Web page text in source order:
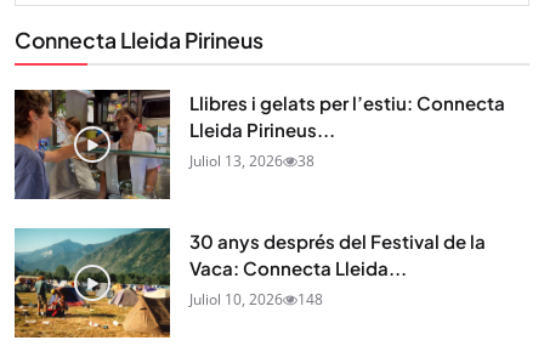
Connecta Lleida Pirineus
Llibres i gelats per l’estiu: Connecta
Lleida Pirineus...
Juliol 13, 2026 38
30 anys després del Festival de la
Vaca: Connecta Lleida...
Juliol 10, 2026 148